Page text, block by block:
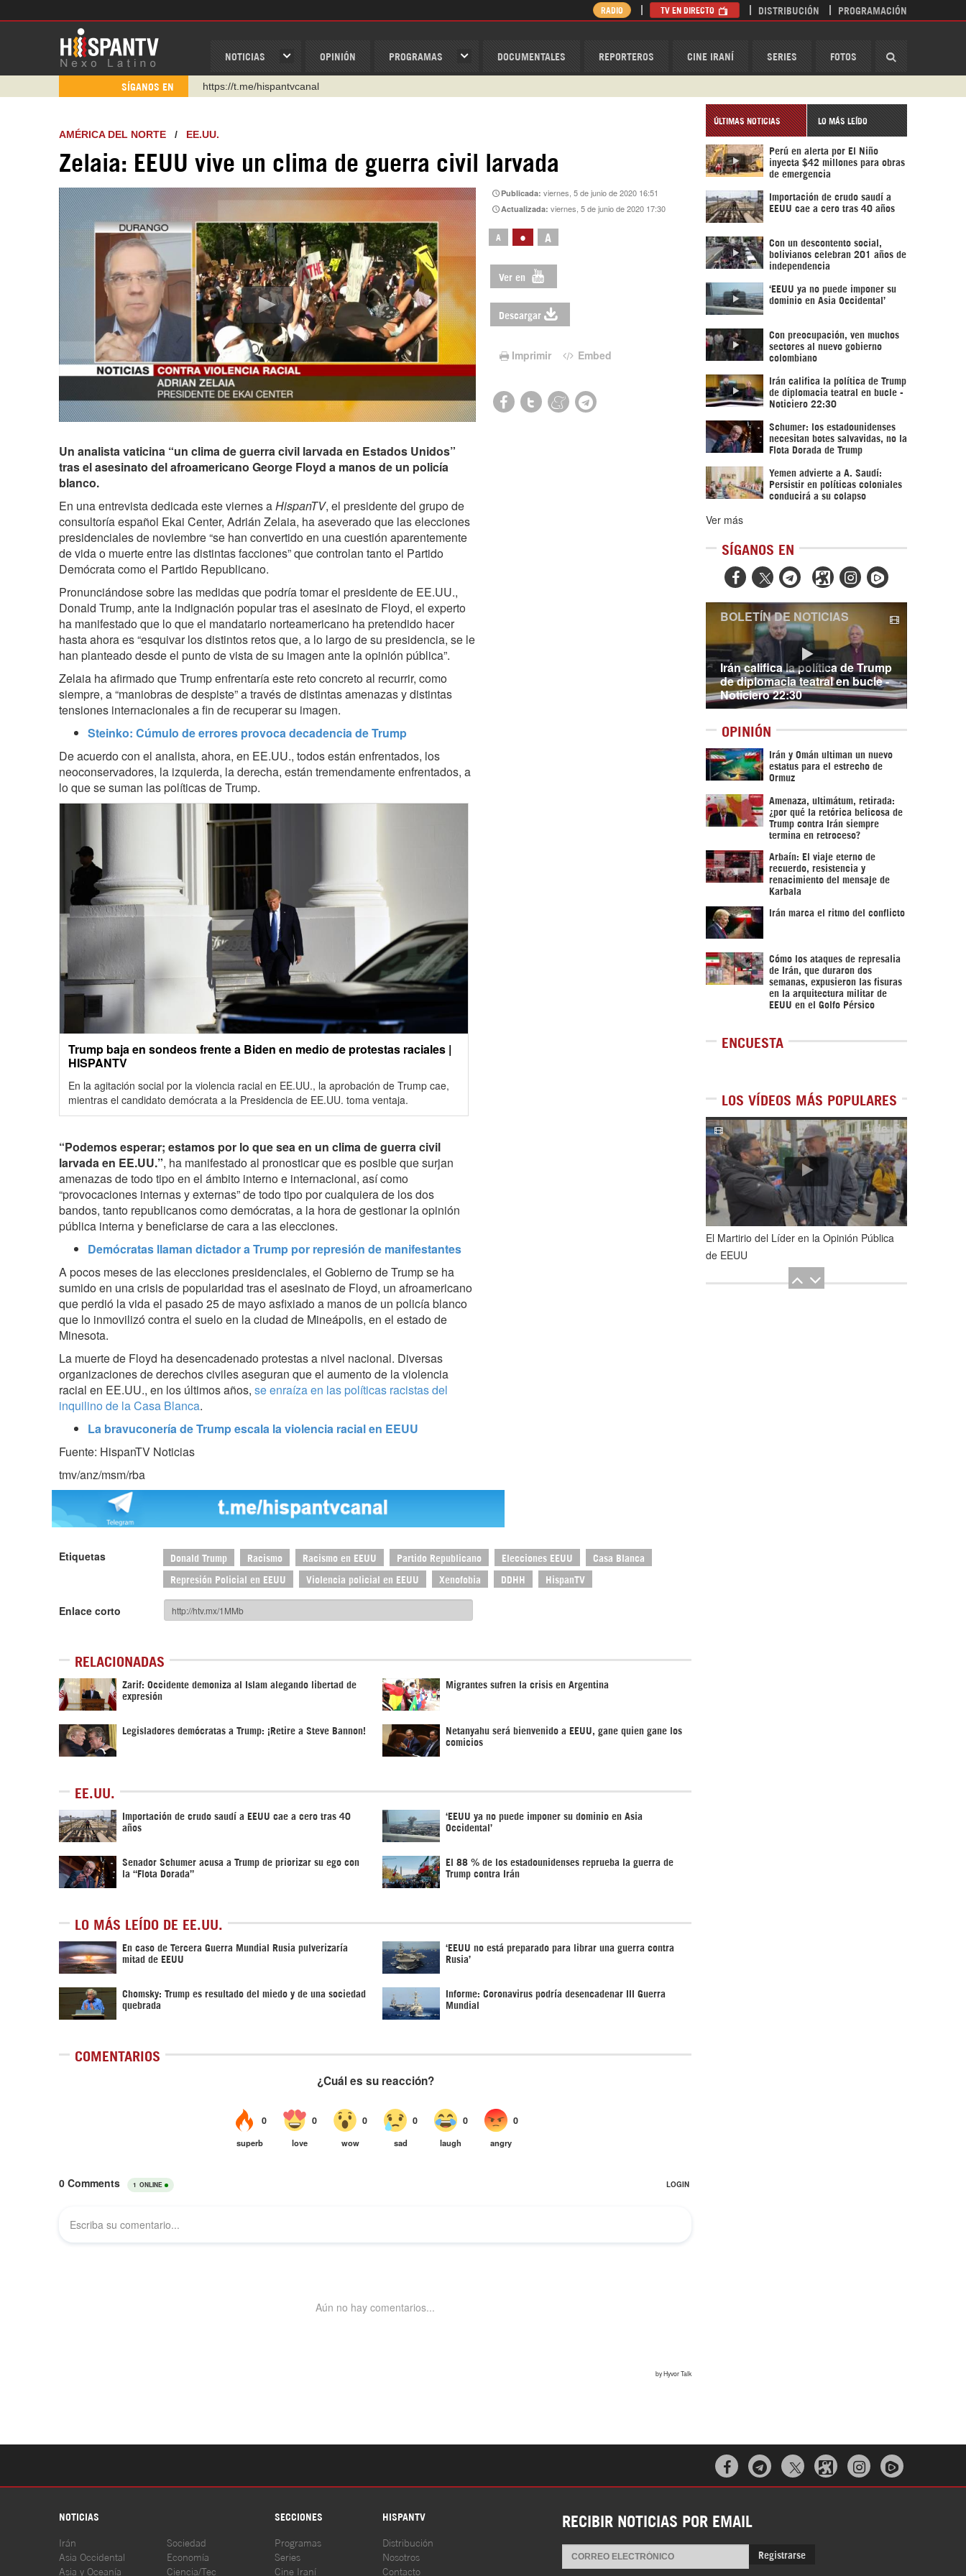
NOTICIAS OPINIÓN PROGRAMAS DOCUMENTALES REPORTEROS CINE IRANÍ SERIES FOTOS
RADIO TV EN DIRECTO DISTRIBUCIÓN PROGRAMACIÓN
SÍGANOS EN
https://t.me/hispantvcanal
WhatsApp y Viber: +98 921 79 29 404
Instagram como: hispan_tv
https://www.facebook.com/Nexolatino.Canal
https://www.youtube.com/@nexo_latino
AMÉRICA DEL NORTE / EE.UU.
Zelaia: EEUU vive un clima de guerra civil larvada
Publicada:viernes, 5 de junio de 2020 16:51
Actualizada:viernes, 5 de junio de 2020 17:30
A • A
Ver en
Descargar
Imprimir Embed
Un analista vaticina “un clima de guerra civil larvada en Estados Unidos”
tras el asesinato del afroamericano George Floyd a manos de un policía
blanco.
En una entrevista dedicada este viernes aHispanTV, el presidente del grupo de
consultoría español Ekai Center, Adrián Zelaia, ha aseverado que las elecciones
presidenciales de noviembre “se han convertido en una cuestión aparentemente
de vida o muerte entre las distintas facciones” que controlan tanto el Partido
Demócrata como el Partido Republicano.
Pronunciándose sobre las medidas que podría tomar el presidente de EE.UU.,
Donald Trump, ante la indignación popular tras el asesinato de Floyd, el experto
ha manifestado que lo que el mandatario norteamericano ha pretendido hacer
hasta ahora es “esquivar los distintos retos que, a lo largo de su presidencia, se le
han planteado desde el punto de vista de su imagen ante la opinión pública”.
Zelaia ha afirmado que Trump enfrentaría este reto concreto al recurrir, como
siempre, a “maniobras de despiste” a través de distintas amenazas y distintas
tensiones internacionales a fin de recuperar su imagen.
Steinko: Cúmulo de errores provoca decadencia de Trump
De acuerdo con el analista, ahora, en EE.UU., todos están enfrentados, los
neoconservadores, la izquierda, la derecha, están tremendamente enfrentados, a
lo que se suman las políticas de Trump.
Trump baja en sondeos frente a Biden en medio de protestas raciales |
HISPANTV
En la agitación social por la violencia racial en EE.UU., la aprobación de Trump cae,
mientras el candidato demócrata a la Presidencia de EE.UU. toma ventaja.
“Podemos esperar; estamos por lo que sea en un clima de guerra civil
larvada en EE.UU.”, ha manifestado al pronosticar que es posible que surjan
amenazas de todo tipo en el ámbito interno e internacional, así como
“provocaciones internas y externas” de todo tipo por cualquiera de los dos
bandos, tanto republicanos como demócratas, a la hora de gestionar la opinión
pública interna y beneficiarse de cara a las elecciones.
Demócratas llaman dictador a Trump por represión de manifestantes
A pocos meses de las elecciones presidenciales, el Gobierno de Trump se ha
sumido en una crisis de popularidad tras el asesinato de Floyd, un afroamericano
que perdió la vida el pasado 25 de mayo asfixiado a manos de un policía blanco
que lo inmovilizó contra el suelo en la ciudad de Mineápolis, en el estado de
Minesota.
La muerte de Floyd ha desencadenado protestas a nivel nacional. Diversas
organizaciones de derechos civiles aseguran que el aumento de la violencia
racial en EE.UU., en los últimos años, se enraíza en las políticas racistas del
inquilino de la Casa Blanca.
La bravuconería de Trump escala la violencia racial en EEUU
Fuente: HispanTV Noticias
tmv/anz/msm/rba
Etiquetas Donald Trump Racismo Racismo en EEUU Partido Republicano Elecciones EEUU Casa Blanca
Represión Policial en EEUU Violencia policial en EEUU Xenofobia DDHH HispanTV
Enlace corto
RELACIONADAS
Zarif: Occidente demoniza al Islam alegando libertad de
expresión
Migrantes sufren la crisis en Argentina
Legisladores demócratas a Trump: ¡Retire a Steve Bannon! Netanyahu será bienvenido a EEUU, gane quien gane los
comicios
EE.UU.
Importación de crudo saudí a EEUU cae a cero tras 40
años
‘EEUU ya no puede imponer su dominio en Asia
Occidental’
Senador Schumer acusa a Trump de priorizar su ego con
la “Flota Dorada”
El 88 % de los estadounidenses reprueba la guerra de
Trump contra Irán
LO MÁS LEÍDO DE EE.UU.
En caso de Tercera Guerra Mundial Rusia pulverizaría
mitad de EEUU
‘EEUU no está preparado para librar una guerra contra
Rusia’
Chomsky: Trump es resultado del miedo y de una sociedad
quebrada
Informe: Coronavirus podría desencadenar III Guerra
Mundial
COMENTARIOS
ÚLTIMAS NOTICIAS LO MÁS LEÍDO
Perú en alerta por El Niño
inyecta $42 millones para obras
de emergencia
Importación de crudo saudí a
EEUU cae a cero tras 40 años
Con un descontento social,
bolivianos celebran 201 años de
independencia
‘EEUU ya no puede imponer su
dominio en Asia Occidental’
Con preocupación, ven muchos
sectores al nuevo gobierno
colombiano
Irán califica la política de Trump
de diplomacia teatral en bucle -
Noticiero 22:30
Schumer: los estadounidenses
necesitan botes salvavidas, no la
Flota Dorada de Trump
Yemen advierte a A. Saudí:
Persistir en políticas coloniales
conducirá a su colapso
Ver más
SÍGANOS EN
  
Irán califica la política de Trump
de diplomacia teatral en bucle -
Noticiero 22:30
BOLETÍN DE NOTICIAS
OPINIÓN
Irán y Omán ultiman un nuevo
estatus para el estrecho de
Ormuz
Amenaza, ultimátum, retirada:
¿por qué la retórica belicosa de
Trump contra Irán siempre
termina en retroceso?
Arbaín: El viaje eterno de
recuerdo, resistencia y
renacimiento del mensaje de
Karbala
Irán marca el ritmo del conflicto
Cómo los ataques de represalia
de Irán, que duraron dos
semanas, expusieron las fisuras
en la arquitectura militar de
EEUU en el Golfo Pérsico
ENCUESTA
LOS VÍDEOS MÁS POPULARES
1de5
El Martirio del Líder en la Opinión Pública
de EEUU
  
NOTICIAS SECCIONES HISPANTV
Irán
Asia Occidental
Asia y Oceanía
Sociedad
Economía
Ciencia/Tec
Programas
Series
Cine Iraní
Distribución
Nosotros
Contacto
RECIBIR NOTICIAS POR EMAIL
Registrarse